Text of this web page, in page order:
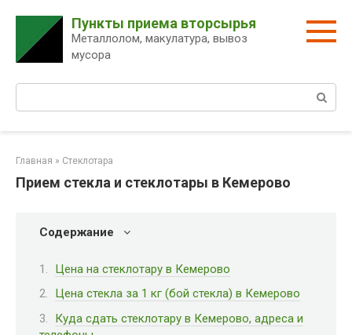
контенту
Пункты приема вторсырья
Металлолом, макулатура, вывоз
мусора
Главная » Стеклотара
Прием стекла и стеклотары в Кемерово
Содержание
Цена на стеклотару в Кемерово
Цена стекла за 1 кг (бой стекла) в Кемерово
Куда сдать стеклотару в Кемерово, адреса и